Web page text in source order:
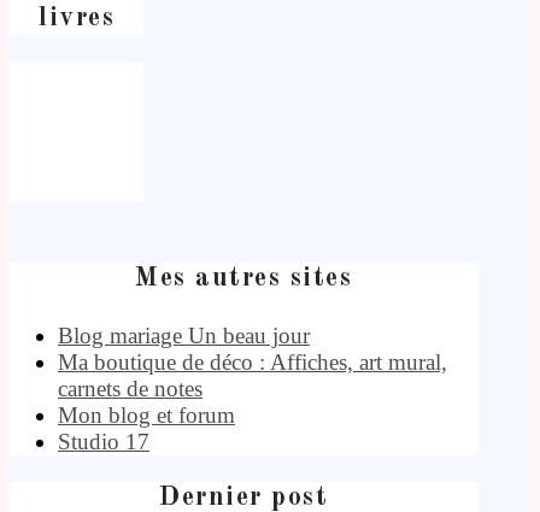
livres
Mes autres sites
Blog mariage Un beau jour
Ma boutique de déco : Affiches, art mural,
carnets de notes
Mon blog et forum
Studio 17
Dernier post